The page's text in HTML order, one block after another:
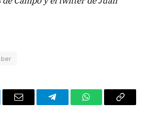
Email TelegramWhatsAppCopy